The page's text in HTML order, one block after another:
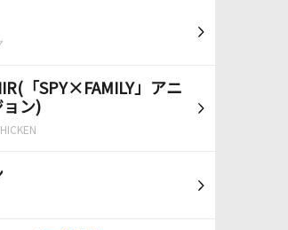
「SPY×FAMILY」アニ
ョン)